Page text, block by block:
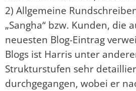
2) Allgemeine
„Sangha“ bzw. Kunden, die
neuesten Blog-Eintrag
Blogs ist Harris unter
Strukturstufen sehr
durchgegangen, wobei er